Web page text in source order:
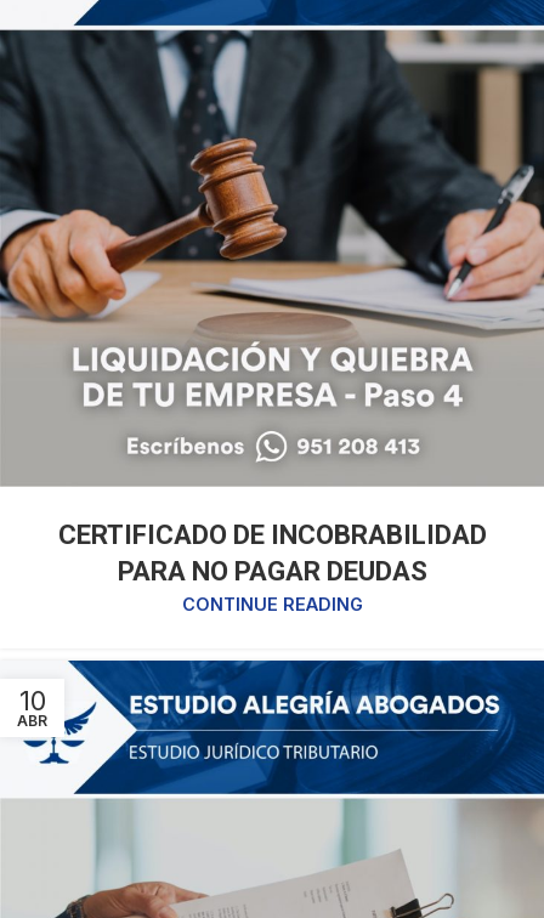
CERTIFICADO DE INCOBRABILIDAD
PARA NO PAGAR DEUDAS
CONTINUE READING
10
ABR